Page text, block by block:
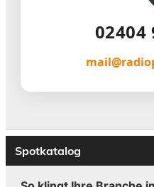
02404
Spotkatalog